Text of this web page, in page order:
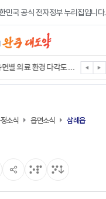
민국 공식 전자정부 누리집입니다.
계약 총량제’ 개편 운영
완주군 청소년, 초록우산 지원으로 치과 치료
완주군, 읍·면별 의료 환경 다각도 진단한다
완주군, 모바일 헬스케어 “내 건강 변화 직접 확인”
전북은행, 완주군에 ‘시원키트’ 60세트 기탁
소식 읍면소식 삼례읍